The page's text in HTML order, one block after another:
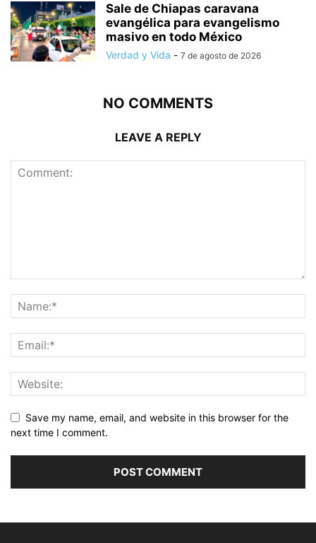
Sale de Chiapas caravana
evangélica para evangelismo
masivo en todo México
Verdad y Vida - 7 de agosto de 2026
NO COMMENTS
LEAVE A REPLY
Save my name, email, and website in this browser for the
next time I comment.